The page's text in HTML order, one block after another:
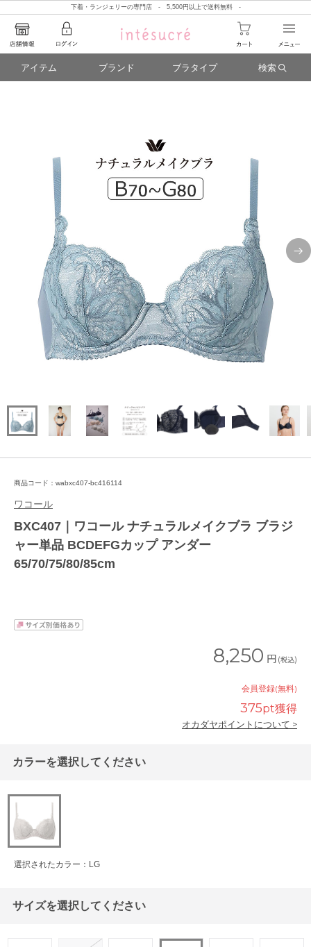
下着・ランジェリーの専門店 - 5,500円以上で送料無料 -
アイテム ブランド ブラタイプ 検索
商品コード：wabxc407-bc416114
ワコール
BXC407｜ワコール ナチュラルメイクブラ ブラジ
ャー単品 BCDEFGカップ アンダー
65/70/75/80/85cm
8,250 円 (税込)
会員登録(無料)
375pt獲得
オカダヤポイントについて >
カラーを選択してください
選択されたカラー：LG
サイズを選択してください